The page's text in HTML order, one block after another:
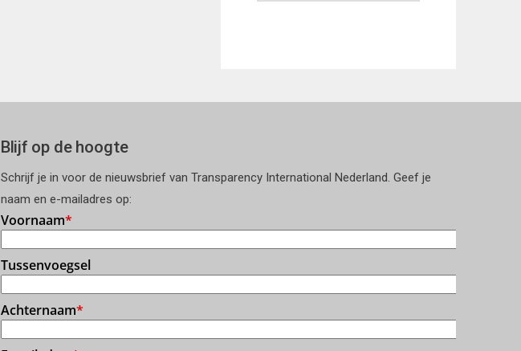
Blijf op de hoogte
Schrijf je in voor de nieuwsbrief van Transparency International Nederland. Geef je
naam en e-mailadres op: